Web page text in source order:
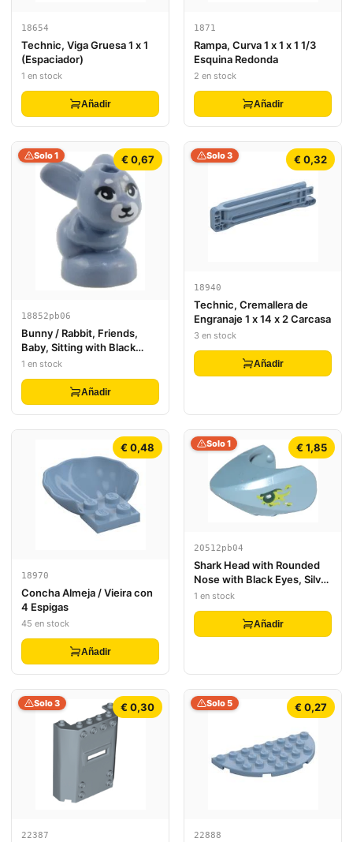
18654
Technic, Viga Gruesa 1 x 1
(Espaciador)
1 en stock
Añadir
1871
Rampa, Curva 1 x 1 x 1 1/3
Esquina Redonda
2 en stock
Añadir
€ 0,67
Solo 1
18852pb06
Bunny / Rabbit, Friends,
Baby, Sitting with Black
Eyes, Nose, and Whiskers
1 en stock
Añadir
€ 0,32
Solo 3
18940
Technic, Cremallera de
Engranaje 1 x 14 x 2 Carcasa
3 en stock
Añadir
€ 0,48
18970
Concha Almeja / Vieira con
4 Espigas
45 en stock
Añadir
€ 1,85
Solo 1
20512pb04
Shark Head with Rounded
Nose with Black Eyes, Silver
Pupils and Lime Slime
1 en stock
Añadir
€ 0,30
Solo 3
22387
€ 0,27
Solo 5
22888